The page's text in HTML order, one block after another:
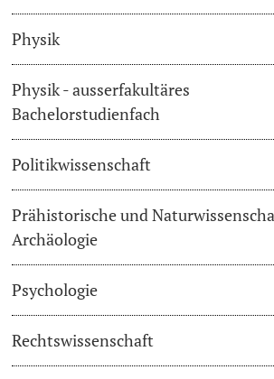
Physik
Physik - ausserfakultäres
Bachelorstudienfach
Politikwissenschaft
Prähistorische und
Archäologie
Psychologie
Rechtswissenschaft